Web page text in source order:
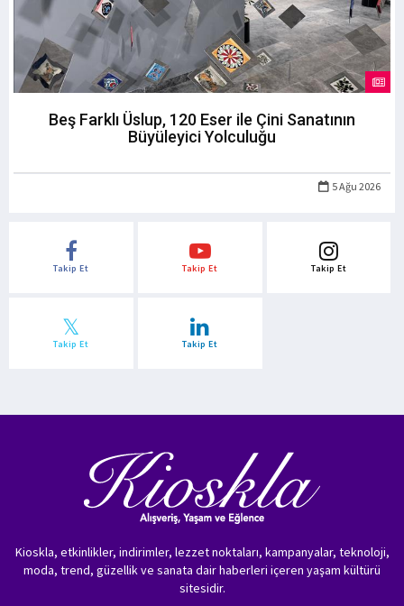
Beş Farklı Üslup, 120 Eser ile Çini Sanatının
Büyüleyici Yolculuğu
5 Ağu 2026
Takip Et Takip Et Takip Et
Takip Et Takip Et
Kioskla, etkinlikler, indirimler, lezzet noktaları, kampanyalar, teknoloji,
moda, trend, güzellik ve sanata dair haberleri içeren yaşam kültürü
sitesidir.